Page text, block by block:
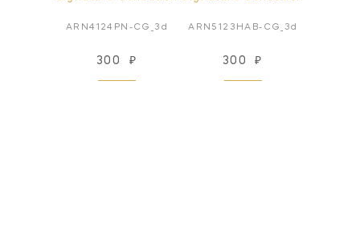
ARN4124PN-CG_3d
300 ₽
ARN5123HAB-CG_3d
300 ₽